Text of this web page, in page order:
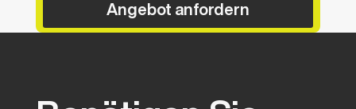
Angebot anfordern